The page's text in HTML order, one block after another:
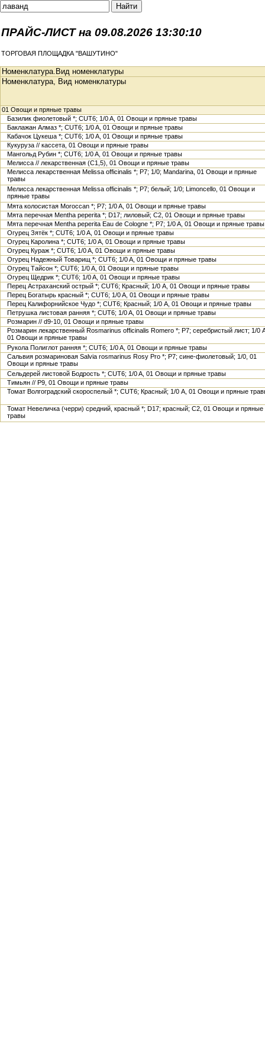
ПРАЙС-ЛИСТ на 09.08.2026 13:30:10
ТОРГОВАЯ ПЛОЩАДКА "ВАШУТИНО"
Номенклатура.Вид номенклатуры
Номенклатура, Вид номенклатуры
01 Овощи и пряные травы
Базилик фиолетовый *; CUT6; 1/0 A, 01 Овощи и пряные травы
Баклажан Алмаз *; CUT6; 1/0 A, 01 Овощи и пряные травы
Кабачок Цукеша *; CUT6; 1/0 A, 01 Овощи и пряные травы
Кукуруза // кассета, 01 Овощи и пряные травы
Мангольд Рубин *; CUT6; 1/0 A, 01 Овощи и пряные травы
Мелисса // лекарственная (С1,5), 01 Овощи и пряные травы
Мелисса лекарственная Melissa officinalis *; P7; 1/0; Mandarina, 01 Овощи и пряные
травы
Мелисса лекарственная Melissa officinalis *; P7; белый; 1/0; Limoncello, 01 Овощи и
пряные травы
Мята колосистая Moroccan *; P7; 1/0 A, 01 Овощи и пряные травы
Мята перечная Mentha peperita *; D17; лиловый; С2, 01 Овощи и пряные травы
Мята перечная Mentha peperita Eau de Cologne *; P7; 1/0 A, 01 Овощи и пряные травы
Огурец Зятёк *; CUT6; 1/0 A, 01 Овощи и пряные травы
Огурец Каролина *; CUT6; 1/0 A, 01 Овощи и пряные травы
Огурец Кураж *; CUT6; 1/0 A, 01 Овощи и пряные травы
Огурец Надежный Товарищ *; CUT6; 1/0 A, 01 Овощи и пряные травы
Огурец Тайсон *; CUT6; 1/0 A, 01 Овощи и пряные травы
Огурец Щедрик *; CUT6; 1/0 A, 01 Овощи и пряные травы
Перец Астраханский острый *; CUT6; Красный; 1/0 A, 01 Овощи и пряные травы
Перец Богатырь красный *; CUT6; 1/0 A, 01 Овощи и пряные травы
Перец Калифорнийское Чудо *; CUT6; Красный; 1/0 A, 01 Овощи и пряные травы
Петрушка листовая ранняя *; CUT6; 1/0 A, 01 Овощи и пряные травы
Розмарин // d9-10, 01 Овощи и пряные травы
Розмарин лекарственный Rosmarinus officinalis Romero *; P7; серебристый лист; 1/0
01 Овощи и пряные травы
Рукола Полиглот ранняя *; CUT6; 1/0 A, 01 Овощи и пряные травы
Сальвия розмариновая Salvia rosmarinus Rosy Pro *; P7; сине-фиолетовый; 1/0, 01
Овощи и пряные травы
Сельдерей листовой Бодрость *; CUT6; 1/0 A, 01 Овощи и пряные травы
Тимьян // Р9, 01 Овощи и пряные травы
Томат Волгоградский скороспелый *; CUT6; Красный; 1/0 A, 01 Овощи и пряные
Томат Невеличка (черри) средний, красный *; D17; красный; С2, 01 Овощи и пряные
травы